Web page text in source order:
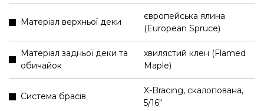
Матеріал верхньої деки
європейська ялина
(European Spruce)
Матеріал задньої деки та
обичайок
хвилястий клен (Flamed
Maple)
Система брасів
X-Bracing, скалопована,
5/16"